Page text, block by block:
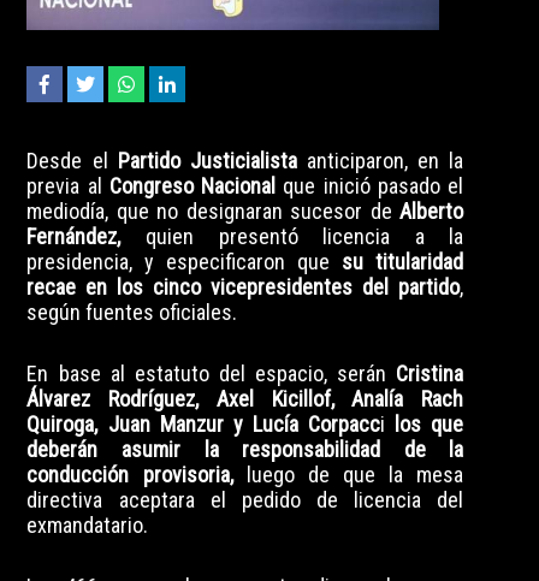
Desde el Partido Justicialistaanticiparon, en la
previa al Congreso Nacional que inició pasado el
mediodía, que no designaran sucesor deAlberto
Fernández,quien presentó licencia a la
presidencia, y especificaron que su titularidad
recae en los cinco vicepresidentes del partido,
según fuentes oficiales.
En base al estatuto del espacio, serán Cristina
Álvarez Rodríguez, Axel Kicillof, Analía Rach
Quiroga, Juan Manzur y Lucía Corpacci
los que
deberán asumir la responsabilidad de la
conducción provisoria,luego de que la mesa
directiva aceptara el pedido de licencia del
exmandatario.